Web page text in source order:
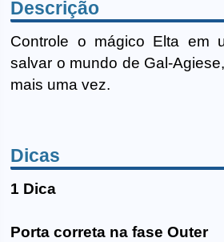
Descrição
Controle o mágico Elta em
salvar o mundo de Gal-
mais uma vez.
Dicas
1 Dica
Porta correta na fase Outer